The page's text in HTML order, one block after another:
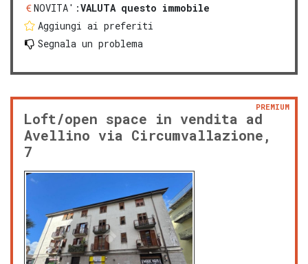
NOVITA':VALUTA questo immobile
Aggiungi ai preferiti
Segnala un problema
Loft/open space in vendita ad
Avellino via Circumvallazione,
7
PREMIUM